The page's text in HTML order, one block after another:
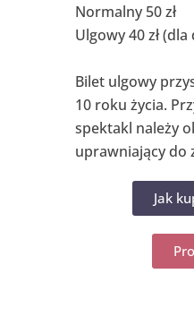
Normalny 50 zł
Ulgowy 40 zł
Bilet ulgowy
10 roku życia.
spektakl należy
uprawniający do
Jak